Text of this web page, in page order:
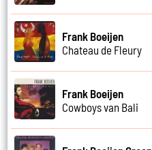
Frank Boeijen
Chateau de Fleury
Frank Boeijen
Cowboys van Bali